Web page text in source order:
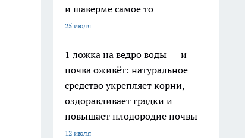
и шаверме самое то
25 июля
1 ложка на ведро воды — и
почва оживёт: натуральное
средство укрепляет корни,
оздоравливает грядки и
повышает плодородие почвы
12 июля